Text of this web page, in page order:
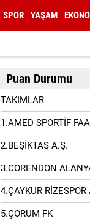
SPOR YAŞAM
Puan Durumu
TAKIMLAR
1.AMED SPORTİF
2.BEŞİKTAŞ A.Ş.
3.CORENDON
4.ÇAYKUR RİZESPOR
5.ÇORUM FK